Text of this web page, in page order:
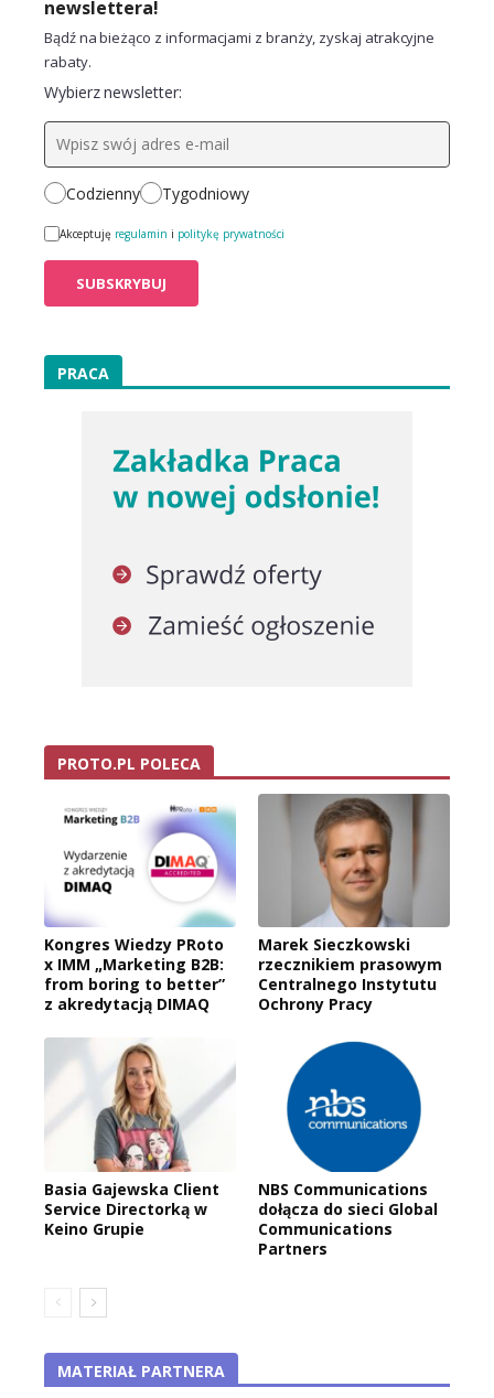
newslettera!
Bądź na bieżąco z informacjami z branży, zyskaj atrakcyjne
rabaty.
Wybierz newsletter:
Codzienny Tygodniowy
Akceptuję regulamin i politykę prywatności
PRACA
PROTO.PL POLECA
Kongres Wiedzy PRoto
x IMM „Marketing B2B:
from boring to better”
z akredytacją DIMAQ
Marek Sieczkowski
rzecznikiem prasowym
Centralnego Instytutu
Ochrony Pracy
Basia Gajewska Client
Service Directorką w
Keino Grupie
NBS Communications
dołącza do sieci Global
Communications
Partners
MATERIAŁ PARTNERA